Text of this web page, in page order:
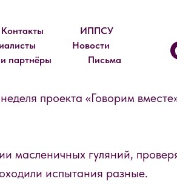
Контакты
ИППСУ
Новости
партнёры Письма
проекта «Говорим
масленичных гуляний,
испытания разные.